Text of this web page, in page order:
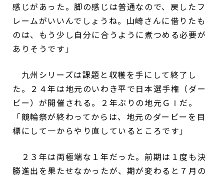
感じがあった。脚の感じは普通なので、戻したフ
レームがいいんでしょうね。山崎さんに借りたも
のは、もう少し自分に合うように煮つめる必要が
ありそうです」
九州シリーズは課題と収穫を手にして終了し
た。２４年は地元のいわき平で日本選手権（ダー
ビー）が開催される。２年ぶりの地元ＧⅠだ。
「競輪祭が終わってからは、地元のダービーを目
標にして一からやり直しているところです」
２３年は両極端な１年だった。前期は１度も決
勝進出を果たせなかったが、期が変わると７月の